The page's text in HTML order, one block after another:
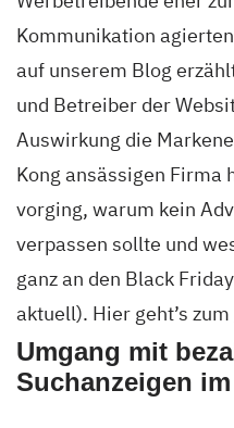
Kommunikation
auf unserem Blog
und Betreiber der
Auswirkung die
Kong ansässigen Firma
vorging, warum kein
verpassen sollte und
ganz an den Black
aktuell). Hier geht’s zum
Umgang mit
Suchanzeigen